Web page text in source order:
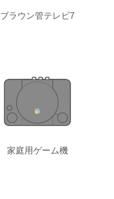
ブラウン管テレビ7
家庭用ゲーム機